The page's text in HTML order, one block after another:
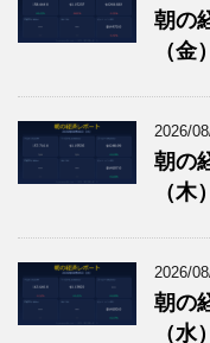
朝の
（
2026/
朝の
（
2026/
朝の
（